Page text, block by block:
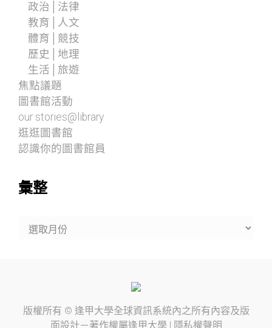
政治│法律
教育│人文
體育│競技
歷史│地理
生活│旅遊
焦點議題
圖書館活動
our stories@library
逛逛圖書館
認識你的圖書館員
彙整
版權所有 © 逢甲大學全球資訊系統內之所有內容及版
面設計－著作權屬逢甲大學 | 隱私權聲明